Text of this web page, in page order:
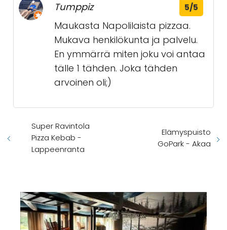
Tumppiz 5/5
Maukasta Napolilaista pizzaa.
Mukava henkilökunta ja palvelu.
En ymmärrä miten joku voi antaa
tälle 1 tähden. Joka tähden
arvoinen oli;)
Super Ravintola
Pizza Kebab -
Lappeenranta
Elämyspuisto
GoPark - Akaa